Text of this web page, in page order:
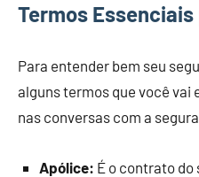
Termos
Para entender bem seu
alguns termos que você vai
nas conversas com a
Apólice: É o contrato do